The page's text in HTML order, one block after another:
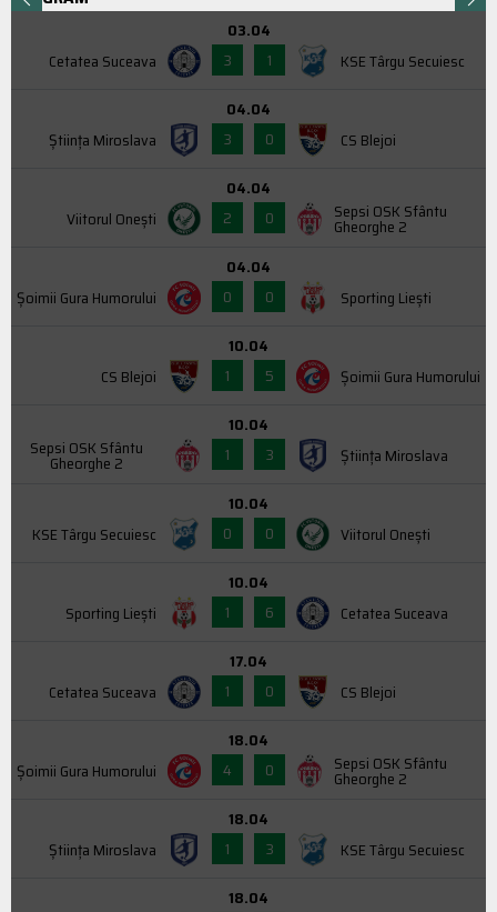
Cetatea Suceava
03.04
3
1 KSE Târgu Secuiesc
Știința Miroslava
04.04
3
0 CS Blejoi
Viitorul Onești
04.04
2
0 Sepsi OSK Sfântu
Gheorghe 2
Şoimii Gura Humorului
04.04
0
0 Sporting Liești
CS Blejoi
10.04
1
5 Şoimii Gura Humorului
Sepsi OSK Sfântu
Gheorghe 2
10.04
1
3 Știința Miroslava
KSE Târgu Secuiesc
10.04
0
0 Viitorul Onești
Sporting Liești
10.04
1
6 Cetatea Suceava
Cetatea Suceava
17.04
1
0 CS Blejoi
Şoimii Gura Humorului
18.04
4
0 Sepsi OSK Sfântu
Gheorghe 2
Știința Miroslava
18.04
1
3 KSE Târgu Secuiesc
18.04